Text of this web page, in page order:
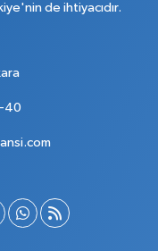
de ihtiyacıdır.
40